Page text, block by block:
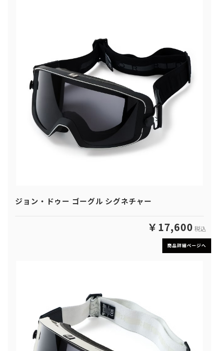
ジョン・ドゥー ゴーグル シグネチャー
￥17,600 税込
商品詳細ページへ